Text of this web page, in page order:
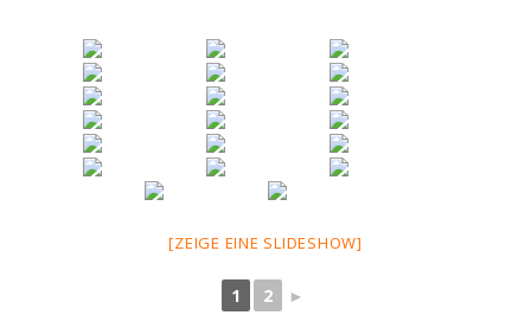
[ZEIGE EINE SLIDESHOW]
1 2 ►